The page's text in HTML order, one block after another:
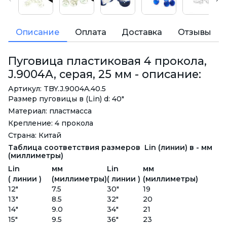
Описание Оплата Доставка Отзывы
Пуговица пластиковая 4 прокола,
J.9004A, серая, 25 мм - описание:
Артикул: TBY.J.9004A.40.5
Размер пуговицы в (Lin) d: 40"
Материал: пластмасса
Крепление: 4 прокола
Страна: Китай
Таблица соответствия размеров Lin (линии) в - мм
(миллиметры)
Lin
мм Lin
мм
( линии )
(миллиметры)( линии ) (миллиметры)
12"
7.5 30"
19
13"
8.5 32"
20
14"
9.0 34"
21
15"
9.5 36"
23